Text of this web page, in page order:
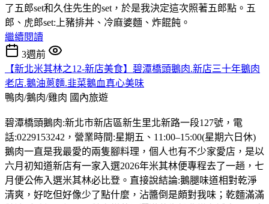
了五郎set和久住先生的set，於是我決定這次照著五郎點。五
郎、虎郎set:上豬排丼、冷麻婆麵、炸餛飩。
繼續閱讀
3週前
【新北米其林之12-新店美食】碧潭橋頭鵝肉.新店三十年鵝肉
老店.鵝油蔥麵.韭菜鵝血真心美味
鴨肉/鵝肉/雞肉 國內旅遊
碧潭橋頭鵝肉:新北市新店區新生里北新路一段127號，電
話:0229153242，營業時間:星期五、11:00–15:00(星期六日休)
鵝肉一直是我最愛的兩隻腳料理，個人也有不少家愛店，是以
六月初知道新店有一家入選2026年米其林便專程去了一趟，七
月便公佈入選米其林必比登。直接說結論:鵝腿味道相對乾淨
清爽，好吃但好像少了點什麼，沾醬倒是頗對我味；乾麵滿滿